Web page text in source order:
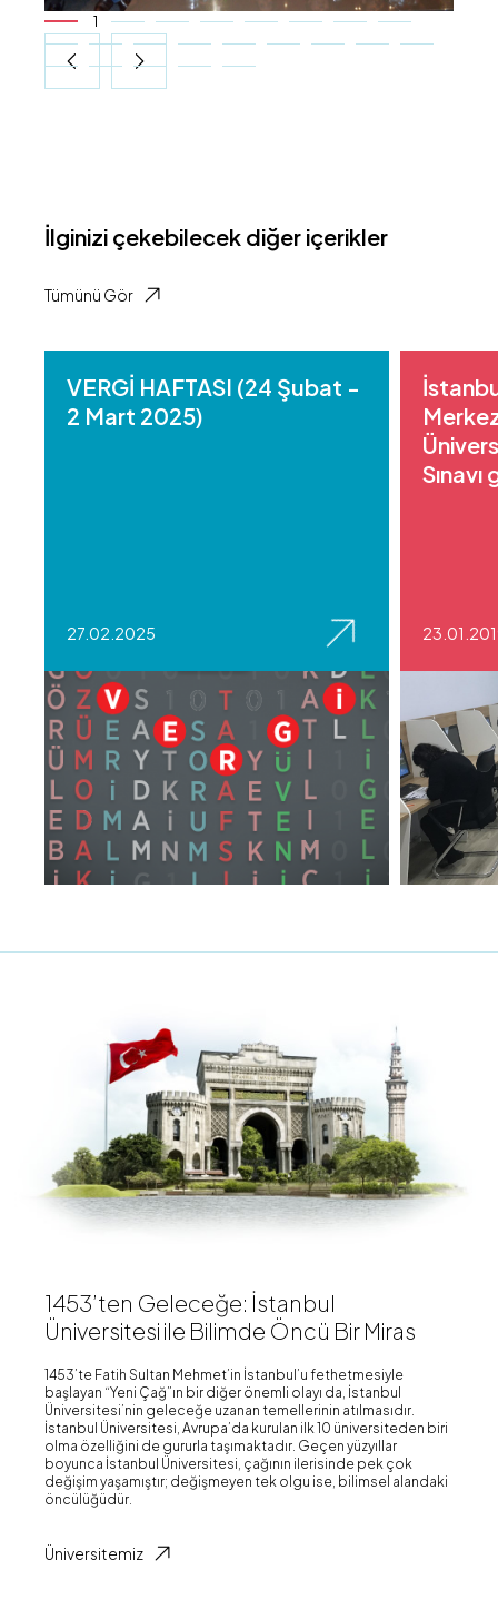
1
İlginizi çekebilecek diğer içerikler
Tümünü Gör
VERGİ HAFTASI (24 Şubat -
2 Mart 2025)
27.02.2025
1453’ten Geleceğe: İstanbul
Üniversitesi ile Bilimde Öncü Bir Miras
1453’te Fatih Sultan Mehmet’in İstanbul’u fethetmesiyle
başlayan “Yeni Çağ”ın bir diğer önemli olayı da, İstanbul
Üniversitesi’nin geleceğe uzanan temellerinin atılmasıdır.
İstanbul Üniversitesi, Avrupa’da kurulan ilk 10 üniversiteden biri
olma özelliğini de gururla taşımaktadır. Geçen yüzyıllar
boyunca İstanbul Üniversitesi, çağının ilerisinde pek çok
değişim yaşamıştır; değişmeyen tek olgu ise, bilimsel alandaki
öncülüğüdür.
Üniversitemiz